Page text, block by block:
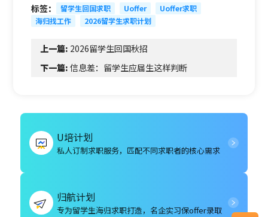
标签： 留学生回国求职 Uoffer
Uoffer求职
海归找工作
2026留学生求职计划
上一篇: 2026留学生回国秋招
下一篇:信息差：留学生应届生这样判断
U培计划
私人订制求职服务，匹配不同求职者的核心需求
归航计划
专为留学生海归求职打造，名企实习保offer录取